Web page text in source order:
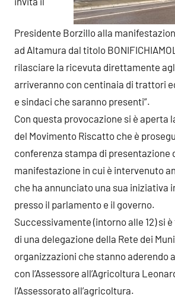
Presidente Borzillo alla
ad Altamura dal titolo
rilasciare la ricevuta direttamente
arriveranno con centinaia di trattori
e sindaci che saranno presenti”.
Con questa provocazione si è aperta
del Movimento Riscatto che è
conferenza stampa di presentazione
manifestazione in cui è intervenuto
che ha annunciato una sua iniziativa
presso il parlamento e il governo.
Successivamente (intorno alle 12) si
di una delegazione della Rete dei
organizzazioni che stanno aderendo
con l’Assessore all’Agricoltura
l’Assessorato all’agricoltura.